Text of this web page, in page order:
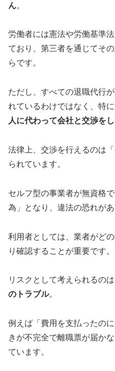
ん。
労働者には憲法や労働基準
ており、第三者を通じてそ
らです。
ただし、すべての退職代行
れているわけではなく、特
人に代わって会社と交渉を
法律上、交渉を行えるのは
られています。
セルフ型の事業者が無資格
為」となり、違法の恐れがあ
利用者としては、業者がど
り確認することが重要です。
リスクとして考えられるのは
のトラブル。
例えば「費用を支払ったの
きが不完全で離職票が届か
ています。